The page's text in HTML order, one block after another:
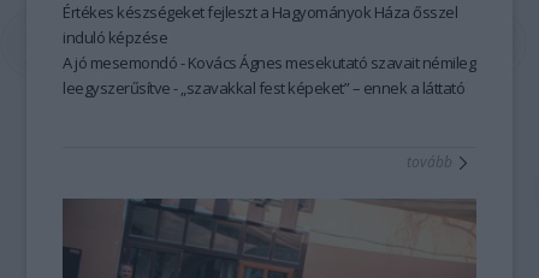
Értékes készségeket fejleszt a Hagyományok Háza ősszel
induló képzése
A jó mesemondó - Kovács Ágnes mesekutató szavait némileg
leegyszerűsítve - „szavakkal fest képeket” – ennek a láttató
mesemondás nemcsak művészi élményt ad, hanem
magabiztosabb megszólaláshoz, fellépéshez, segíti az
előadói, pedagógusi jelenlétet, fejleszti a meggyőző, hiteles
kommunikációt is – olyan készségeket, amelyek digitális
tovább